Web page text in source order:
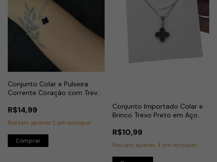
Conjunto Colar e Pulseira
Corrente Coração com Trevo
R$14,99
Restam apenas 2 em estoque!
Conjunto Importado Colar e
Brinco Trevo Preto em Aço
R$10,99
Restam apenas 4 em estoque!